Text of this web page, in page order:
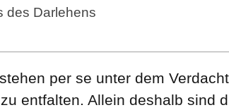
des Darlehens
per se unter dem
entfalten. Allein deshalb sind